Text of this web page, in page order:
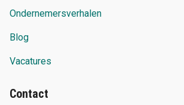
Ondernemersverhalen
Blog
Vacatures
Contact